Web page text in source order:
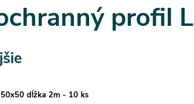
profil L
dĺžka 2m - 10 ks